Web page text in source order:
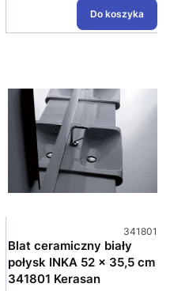
Do koszyka
Kod
341801
Blat ceramiczny biały
połysk INKA 52 x 35,5 cm
341801 Kerasan